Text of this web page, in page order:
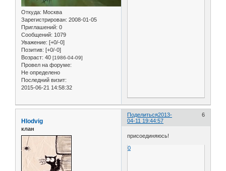
Откуда: Москва
Зарегистрирован: 2008-01-05
Приглашений: 0
Сообщений: 1079
Уважение: [+0/-0]
Позитив: [+0/-0]
Возраст: 40 [1986-04-09]
Провел на форуме:
Не определено
Последний визит:
2015-06-21 14:58:32
Поделиться 6
2013-
04-11 19:44:57
Hlodvig
клан
присоединяюсь!
0